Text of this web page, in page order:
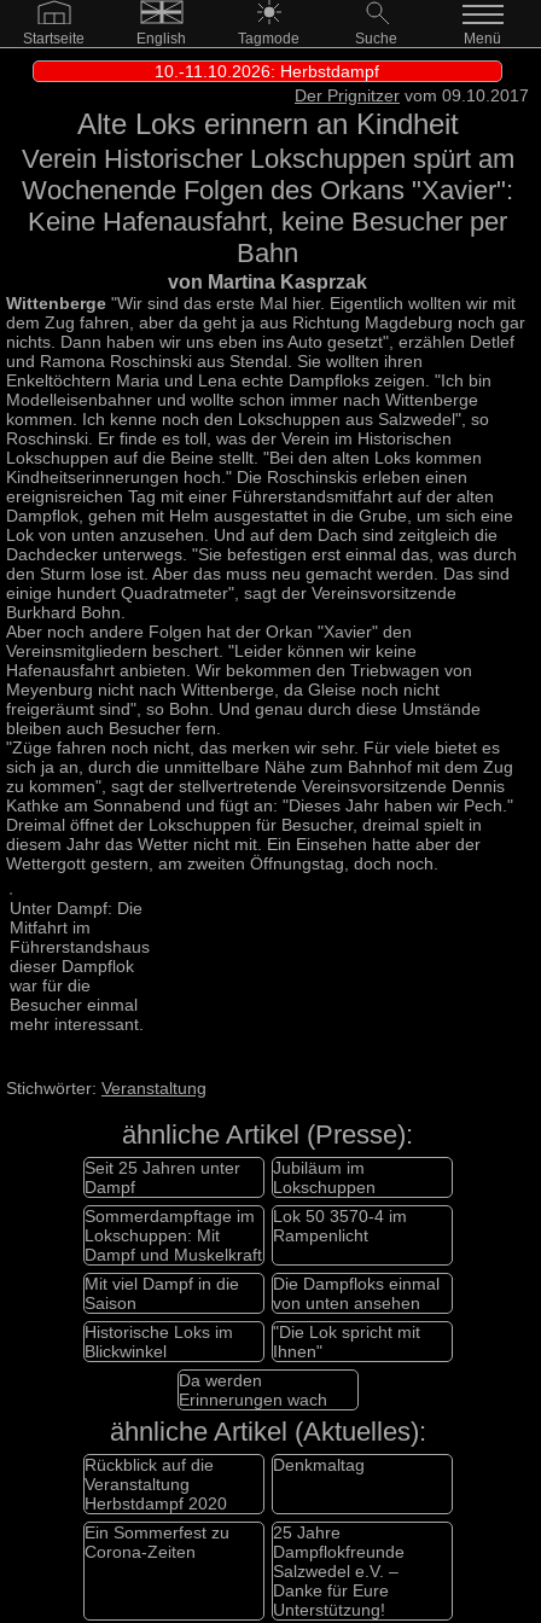
Startseite English Tagmode Suche Menü
10.-11.10.2026: Herbstdampf
Der Prignitzer vom 09.10.2017
Alte Loks erinnern an Kindheit
Verein Historischer Lokschuppen spürt am
Wochenende Folgen des Orkans "Xavier":
Keine Hafenausfahrt, keine Besucher per
Bahn
von Martina Kasprzak
Wittenberge "Wir sind das erste Mal hier. Eigentlich wollten wir mit
dem Zug fahren, aber da geht ja aus Richtung Magdeburg noch gar
nichts. Dann haben wir uns eben ins Auto gesetzt", erzählen Detlef
und Ramona Roschinski aus Stendal. Sie wollten ihren
Enkeltöchtern Maria und Lena echte Dampfloks zeigen. "Ich bin
Modelleisenbahner und wollte schon immer nach Wittenberge
kommen. Ich kenne noch den Lokschuppen aus Salzwedel", so
Roschinski. Er finde es toll, was der Verein im Historischen
Lokschuppen auf die Beine stellt. "Bei den alten Loks kommen
Kindheitserinnerungen hoch." Die Roschinskis erleben einen
ereignisreichen Tag mit einer Führerstandsmitfahrt auf der alten
Dampflok, gehen mit Helm ausgestattet in die Grube, um sich eine
Lok von unten anzusehen. Und auf dem Dach sind zeitgleich die
Dachdecker unterwegs. "Sie befestigen erst einmal das, was durch
den Sturm lose ist. Aber das muss neu gemacht werden. Das sind
einige hundert Quadratmeter", sagt der Vereinsvorsitzende
Burkhard Bohn.
Aber noch andere Folgen hat der Orkan "Xavier" den
Vereinsmitgliedern beschert. "Leider können wir keine
Hafenausfahrt anbieten. Wir bekommen den Triebwagen von
Meyenburg nicht nach Wittenberge, da Gleise noch nicht
freigeräumt sind", so Bohn. Und genau durch diese Umstände
bleiben auch Besucher fern.
"Züge fahren noch nicht, das merken wir sehr. Für viele bietet es
sich ja an, durch die unmittelbare Nähe zum Bahnhof mit dem Zug
zu kommen", sagt der stellvertretende Vereinsvorsitzende Dennis
Kathke am Sonnabend und fügt an: "Dieses Jahr haben wir Pech."
Dreimal öffnet der Lokschuppen für Besucher, dreimal spielt in
diesem Jahr das Wetter nicht mit. Ein Einsehen hatte aber der
Wettergott gestern, am zweiten Öffnungstag, doch noch.
Unter Dampf: Die
Mitfahrt im
Führerstandshaus
dieser Dampflok
war für die
Besucher einmal
mehr interessant.
Stichwörter: Veranstaltung
ähnliche Artikel (Presse):
Seit 25 Jahren unter
Dampf
Jubiläum im
Lokschuppen
Sommerdampftage im
Lokschuppen: Mit
Dampf und Muskelkraft
Lok 50 3570-4 im
Rampenlicht
Mit viel Dampf in die
Saison
Die Dampfloks einmal
von unten ansehen
Historische Loks im
Blickwinkel
"Die Lok spricht mit
Ihnen"
Da werden
Erinnerungen wach
ähnliche Artikel (Aktuelles):
Rückblick auf die
Veranstaltung
Herbstdampf 2020
Denkmaltag
Ein Sommerfest zu
Corona-Zeiten
25 Jahre
Dampflokfreunde
Salzwedel e.V. –
Danke für Eure
Unterstützung!